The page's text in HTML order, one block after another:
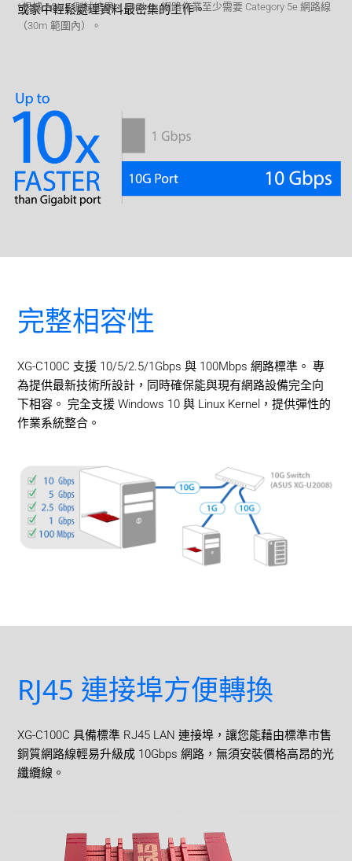
或家中輕鬆處理資料最密集的工作。
*根據 ASUS 測試結果，10Gbps 網路作業至少需要 Category 5e 網路線
（30m 範圍內）。
完整相容性
XG-C100C 支援 10/5/2.5/1Gbps 與 100Mbps 網路標準。 專
為提供最新技術所設計，同時確保能與現有網路設備完全向
下相容。 完全支援 Windows 10 與 Linux Kernel，提供彈性的
作業系統整合。
RJ45 連接埠方便轉換
XG-C100C 具備標準 RJ45 LAN 連接埠，讓您能藉由標準市售
銅質網路線輕易升級成 10Gbps 網路，無須安裝價格高昂的光
纖纜線。